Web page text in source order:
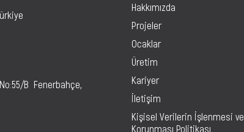
B Fenerbahçe,
Hakkımızda
Projeler
Ocaklar
Üretim
Kariyer
İletişim
Kişisel Verilerin İşlenmesi ve
Korunması Politikası